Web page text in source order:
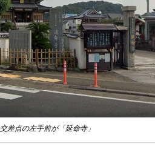
交差点の左手前が「延命寺」